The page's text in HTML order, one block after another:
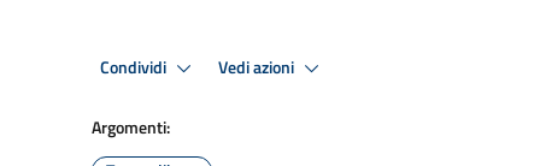
Condividi Vedi azioni
Argomenti: